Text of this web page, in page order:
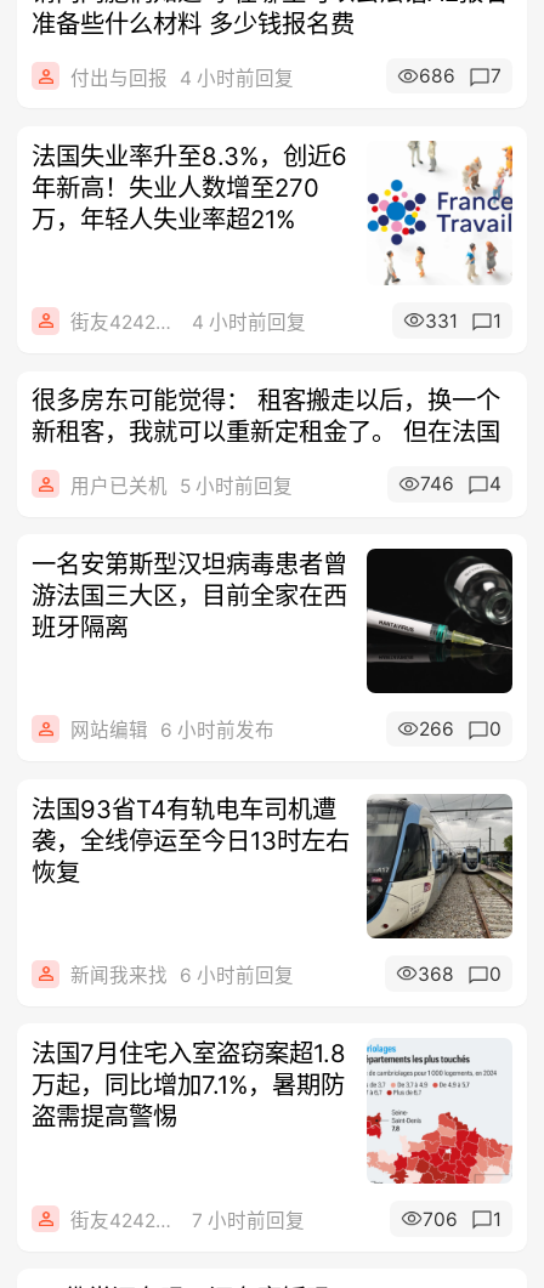
准备些什么材料 多少钱报名费
付出与回报 4 小时前回复 686 7
法国失业率升至8.3%，创近6
年新高！失业人数增至270
万，年轻人失业率超21%
街友42424224 4 小时前回复 331 1
很多房东可能觉得： 租客搬走以后，换一个
新租客，我就可以重新定租金了。 但在法国
用户已关机 5 小时前回复 746 4
一名安第斯型汉坦病毒患者曾
游法国三大区，目前全家在西
班牙隔离
网站编辑 6 小时前发布 266 0
法国93省T4有轨电车司机遭
袭，全线停运至今日13时左右
恢复
新闻我来找 6 小时前回复 368 0
法国7月住宅入室盗窃案超1.8
万起，同比增加7.1%，暑期防
盗需提高警惕
街友42424224 7 小时前回复 706 1